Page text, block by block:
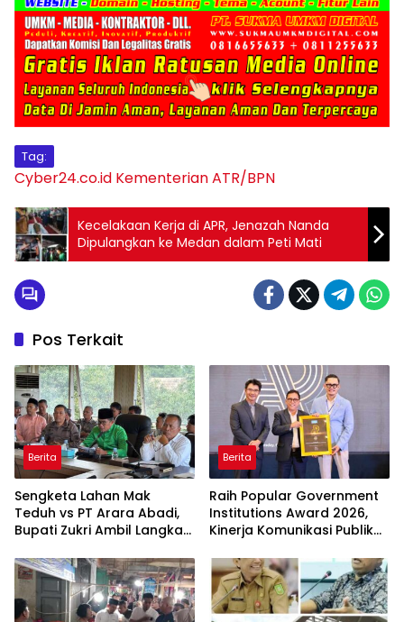
Tag:
Cyber24.co.id Kementerian ATR/BPN
Kecelakaan Kerja di APR, Jenazah Nanda
Dipulangkan ke Medan dalam Peti Mati
Pos Terkait
Berita
Sengketa Lahan Mak
Teduh vs PT Arara Abadi,
Bupati Zukri Ambil Langkah
Berita
Raih Popular Government
Institutions Award 2026,
Kinerja Komunikasi Publik
Kembali Diakui